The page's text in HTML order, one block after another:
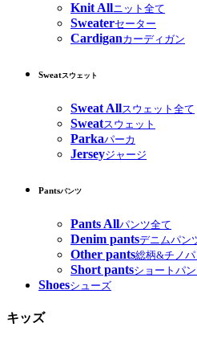
Knit Allニット全て
Sweaterセーター
Cardiganカーディガン
Sweatスウェット
Sweat Allスウェット全て
Sweatスウェット
Parkaパーカ
Jerseyジャージ
Pantsパンツ
Pants Allパンツ全て
Denim pantsデニムパン
Other pants総柄&チノ
Short pantsショートパ
Shoesシューズ
キッズ